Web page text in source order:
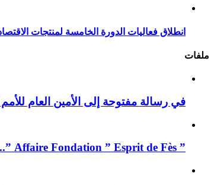
انطلاق فعاليات الدورة الخامسة لمنتجات
ملفات
في رسالة مفتوحة إلى الأمين العام
” Affaire Fondation ” Esprit de Fès ”...